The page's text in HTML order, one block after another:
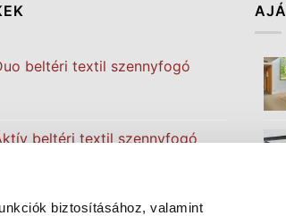
biztosításához, valamint
beltéri textil szennyfogó
beltéri textil szennyfogó
beltéri textil szennyfogó